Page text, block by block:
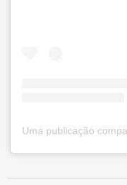
#notíciassbu